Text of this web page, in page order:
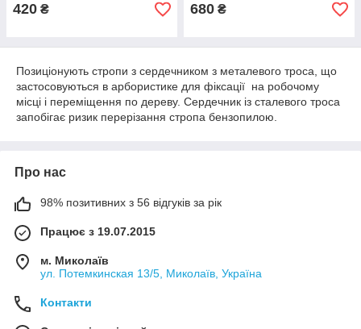
420 ₴ 680 ₴
Позиціонують стропи з сердечником з металевого троса, що
застосовуються в арбористике для фіксації на робочому
місці і переміщення по дереву. Сердечник із сталевого троса
запобігає ризик перерізання стропа бензопилою.
Про нас
98% позитивних з 56 відгуків за рік
Працює з 19.07.2015
м. Миколаїв
ул. Потемкинская 13/5, Миколаїв, Україна
Контакти